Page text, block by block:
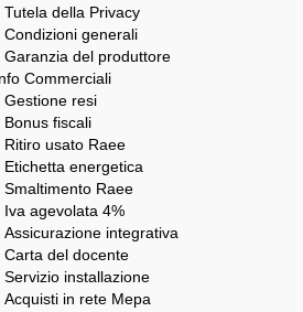
Tutela della Privacy
Condizioni generali
Garanzia del produttore
Commerciali
Gestione resi
Bonus fiscali
Ritiro usato Raee
Etichetta energetica
Smaltimento Raee
Iva agevolata 4%
Assicurazione integrativa
Carta del docente
Servizio installazione
Acquisti in rete Mepa